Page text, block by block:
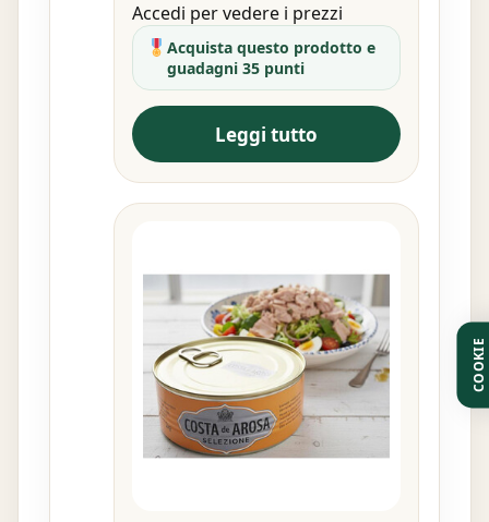
Accedi per vedere i prezzi
Acquista questo prodotto e
guadagni 35 punti
Leggi tutto
COOKIE